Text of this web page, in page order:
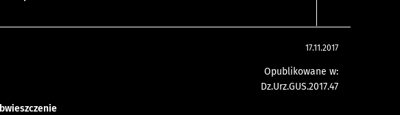
17.11.2017
Opublikowane w:
Dz.Urz.GUS.2017.47